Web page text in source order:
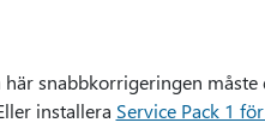
snabbkorrigeringen måste
installera Service Pack 1